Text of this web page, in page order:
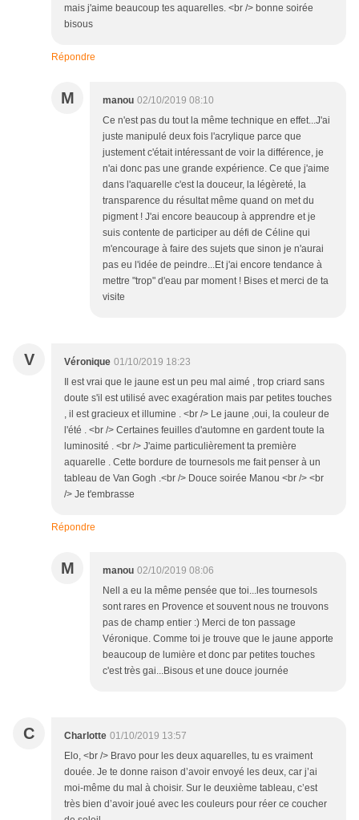
mais j'aime beaucoup tes aquarelles. <br /> bonne soirée
bisous
Répondre
M manou 02/10/2019 08:10
Ce n'est pas du tout la même technique en effet...J'ai
juste manipulé deux fois l'acrylique parce que
justement c'était intéressant de voir la différence, je
n'ai donc pas une grande expérience. Ce que j'aime
dans l'aquarelle c'est la douceur, la légèreté, la
transparence du résultat même quand on met du
pigment ! J'ai encore beaucoup à apprendre et je
suis contente de participer au défi de Céline qui
m'encourage à faire des sujets que sinon je n'aurai
pas eu l'idée de peindre...Et j'ai encore tendance à
mettre "trop" d'eau par moment ! Bises et merci de ta
visite
V Véronique 01/10/2019 18:23
Il est vrai que le jaune est un peu mal aimé , trop criard sans
doute s'il est utilisé avec exagération mais par petites touches
, il est gracieux et illumine . <br /> Le jaune ,oui, la couleur de
l'été . <br /> Certaines feuilles d'automne en gardent toute la
luminosité . <br /> J'aime particulièrement ta première
aquarelle . Cette bordure de tournesols me fait penser à un
tableau de Van Gogh .<br /> Douce soirée Manou <br /> <br
/> Je t'embrasse
Répondre
M manou 02/10/2019 08:06
Nell a eu la même pensée que toi...les tournesols
sont rares en Provence et souvent nous ne trouvons
pas de champ entier :) Merci de ton passage
Véronique. Comme toi je trouve que le jaune apporte
beaucoup de lumière et donc par petites touches
c'est très gai...Bisous et une douce journée
C Charlotte 01/10/2019 13:57
Elo, <br /> Bravo pour les deux aquarelles, tu es vraiment
douée. Je te donne raison d’avoir envoyé les deux, car j’ai
moi-même du mal à choisir. Sur le deuxième tableau, c’est
très bien d’avoir joué avec les couleurs pour réer ce coucher